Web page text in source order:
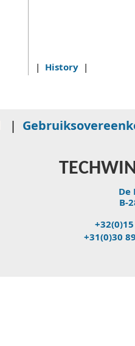
| History |
|
De
B-
+31(0)30